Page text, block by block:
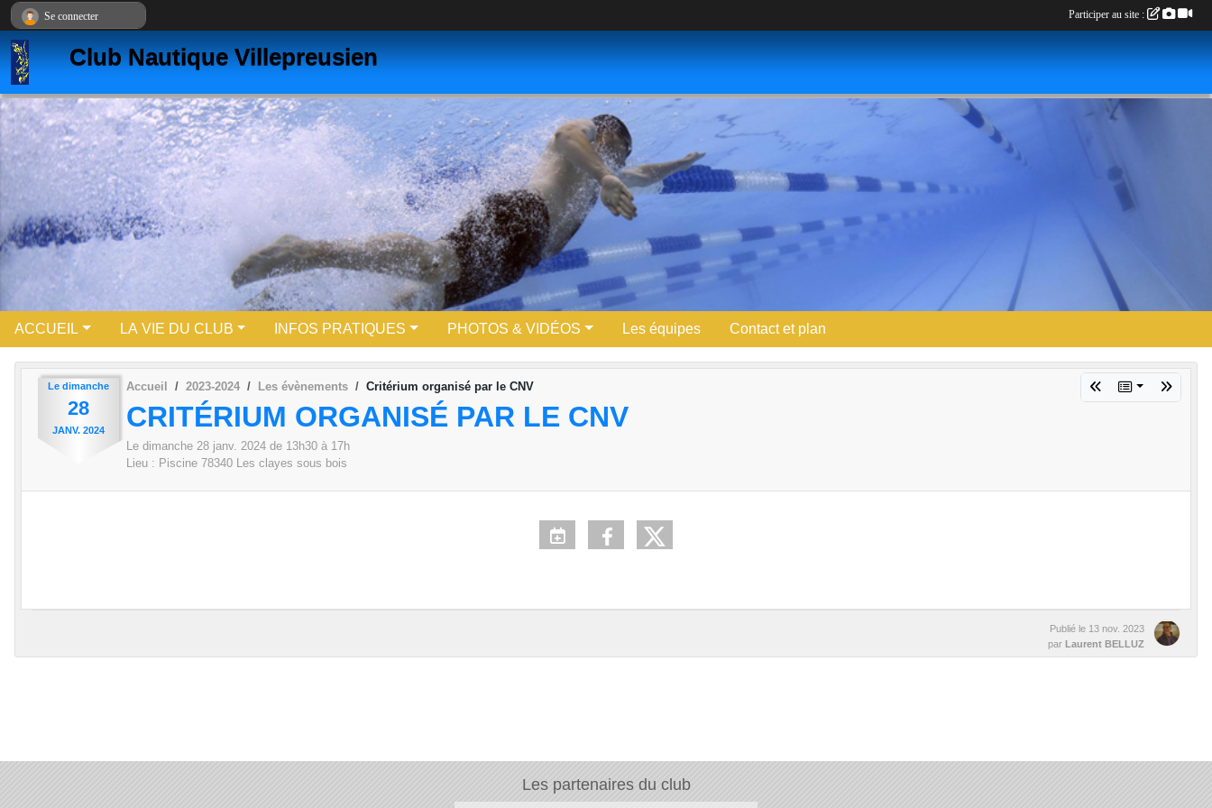
Club Nautique Villepreusien
ACCUEIL LA VIE DU CLUB INFOS PRATIQUES PHOTOS & VIDÉOS Les équipes Contact et plan
Le dimanche
28
JANV. 2024
Accueil 2023-2024 Les évènements Critérium organisé par le CNV
CRITÉRIUM ORGANISÉ PAR LE CNV
Le dimanche 28 janv. 2024 de 13h30 à 17h
Lieu : Piscine 78340 Les clayes sous bois
Publié le 13 nov. 2023
par
Laurent BELLUZ
Les partenaires du club
Se connecter Participer au site :
Panneau de gestion des cookies